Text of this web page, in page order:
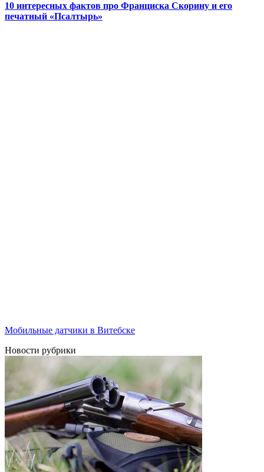
10 интересных фактов про Франциска Скорину и его
печатный «Псалтырь»
Мобильные датчики в Витебске
Новости рубрики